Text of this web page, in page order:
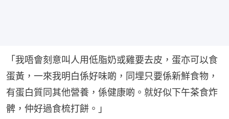
「我唔會刻意叫人用低脂奶或雞要去皮，蛋亦可以食
蛋黃，一來我明白係好味啲，同埋只要係新鮮食物，
有蛋白質同其他營養，係健康啲。就好似下午茶食炸
髀，仲好過食梳打餅。」